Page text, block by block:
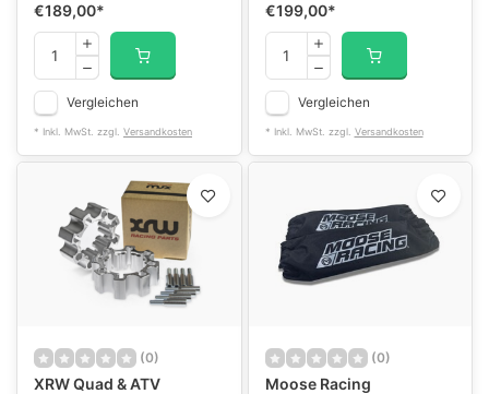
€189,00*
Vergleichen
* Inkl. MwSt. zzgl. Versandkosten
€199,00*
Vergleichen
* Inkl. MwSt. zzgl. Versandkosten
(0)
XRW Quad & ATV
(0)
Moose Racing